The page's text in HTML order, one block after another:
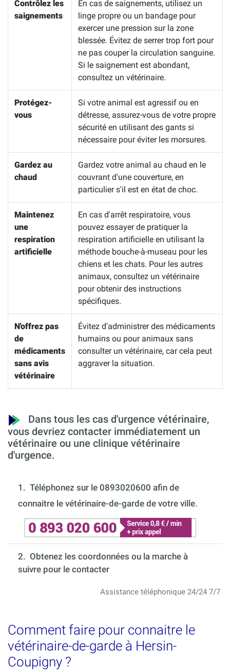
Contrôlez les
saignements
En cas de saignements, utilisez un
linge propre ou un bandage pour
exercer une pression sur la zone
blessée. Évitez de serrer trop fort pour
ne pas couper la circulation sanguine.
Si le saignement est abondant,
consultez un vétérinaire.
Protégez-
vous
Si votre animal est agressif ou en
détresse, assurez-vous de votre propre
sécurité en utilisant des gants si
nécessaire pour éviter les morsures.
Gardez au
chaud
Gardez votre animal au chaud en le
couvrant d'une couverture, en
particulier s'il est en état de choc.
Maintenez
une
respiration
artificielle
En cas d'arrêt respiratoire, vous
pouvez essayer de pratiquer la
respiration artificielle en utilisant la
méthode bouche-à-museau pour les
chiens et les chats. Pour les autres
animaux, consultez un vétérinaire
pour obtenir des instructions
spécifiques.
N'offrez pas
de
médicaments
sans avis
vétérinaire
Évitez d'administrer des médicaments
humains ou pour animaux sans
consulter un vétérinaire, car cela peut
aggraver la situation.
Dans tous les cas d'urgence vétérinaire,
vous devriez contacter immédiatement un
vétérinaire ou une clinique vétérinaire
d'urgence.
1. Téléphonez sur le 0893020600 afin de
connaitre le vétérinaire-de-garde de votre ville.
2. Obtenez les coordonnées ou la marche à
suivre pour le contacter
Assistance téléphonique 24/24 7/7
Comment faire pour connaitre le
vétérinaire-de-garde à Hersin-
Coupigny ?